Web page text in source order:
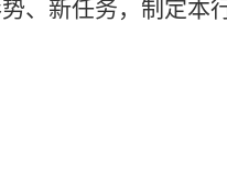
、新任务，制定本